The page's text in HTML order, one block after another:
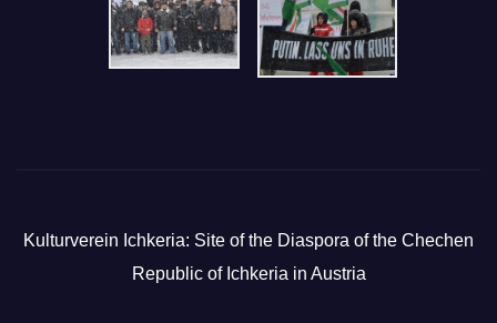
Kulturverein Ichkeria: Site of the Diaspora of the Chechen
Republic of Ichkeria in Austria